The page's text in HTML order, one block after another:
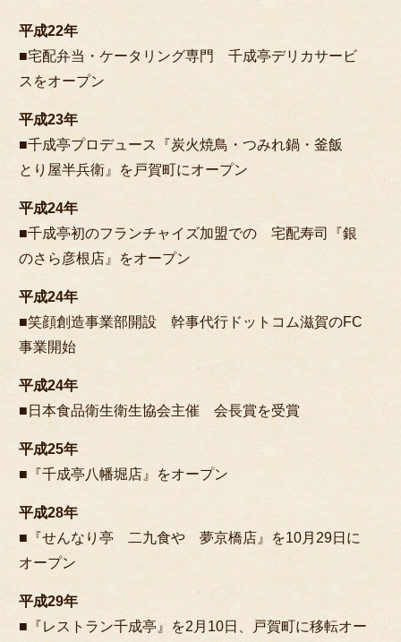
平成22年
■宅配弁当・ケータリング専門 千成亭デリカサービ
スをオープン
平成23年
■千成亭プロデュース『炭火焼鳥・つみれ鍋・釜飯
とり屋半兵衛』を戸賀町にオープン
平成24年
■千成亭初のフランチャイズ加盟での 宅配寿司『銀
のさら彦根店』をオープン
平成24年
■笑顔創造事業部開設 幹事代行ドットコム滋賀のFC
事業開始
平成24年
■日本食品衛生衛生協会主催 会長賞を受賞
平成25年
■『千成亭八幡堀店』をオープン
平成28年
■『せんなり亭 二九食や 夢京橋店』を10月29日に
オープン
平成29年
■『レストラン千成亭』を2月10日、戸賀町に移転オー